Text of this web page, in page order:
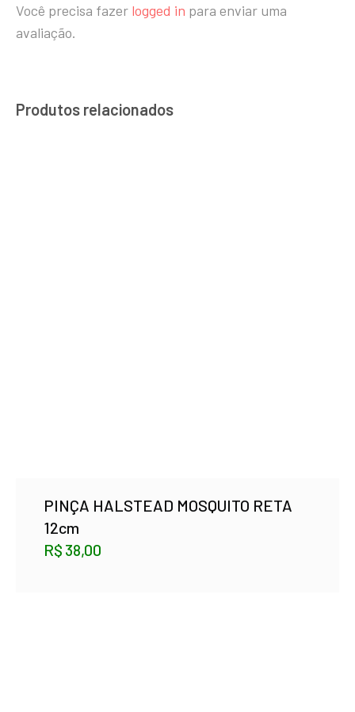
Você precisa fazer logged in para enviar uma
avaliação.
Produtos relacionados
PINÇA HALSTEAD MOSQUITO RETA
12cm
R$ 38,00